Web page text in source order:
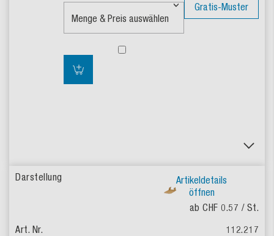
Gratis-Muster
Artikeldetails
öffnen
ab CHF 0.57 / St.
112.217